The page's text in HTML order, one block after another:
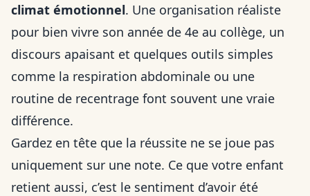
climat émotionnel. Une organisation réaliste
pour bien vivre son année de 4e au collège, un
discours apaisant et quelques outils simples
comme la respiration abdominale ou une
routine de recentrage font souvent une vraie
différence.
Gardez en tête que la réussite ne se joue pas
uniquement sur une note. Ce que votre enfant
retient aussi, c’est le sentiment d’avoir été